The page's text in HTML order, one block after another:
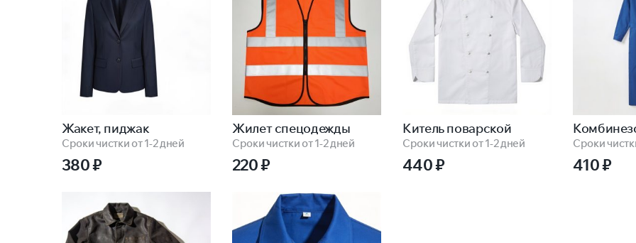
Жакет, пиджак
Сроки чистки от 1-2 дней
380₽
Жилет спецодежды
Сроки чистки от 1-2 дней
220₽
Китель поварской
Сроки чистки от 1-2 дней
440₽
Сроки
410₽